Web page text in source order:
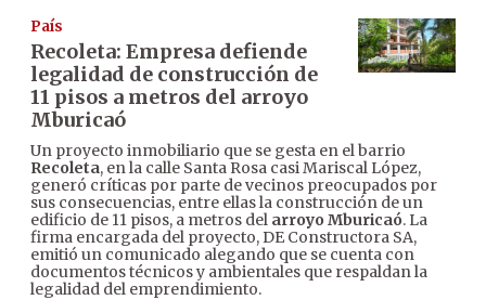
País
Recoleta: Empresa defiende
legalidad de construcción de
11 pisos a metros del arroyo
Mburicaó
Un proyecto inmobiliario que se gesta en el barrio
Recoleta, en la calle Santa Rosa casi Mariscal López,
generó críticas por parte de vecinos preocupados por
sus consecuencias, entre ellas la construcción de un
edificio de 11 pisos, a metros del arroyo Mburicaó. La
firma encargada del proyecto, DE Constructora SA,
emitió un comunicado alegando que se cuenta con
documentos técnicos y ambientales que respaldan la
legalidad del emprendimiento.